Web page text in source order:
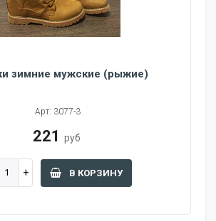
зимние мужские (рыжие)
Арт: 3077-3
221 руб
В КОРЗИНУ